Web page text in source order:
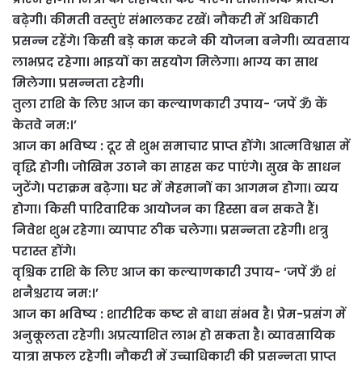
बढ़ेगी। कीमती वस्तुएं संभालकर रखें। नौकरी में अधिकारी
प्रसन्न रहेंगे। किसी बड़े काम करने की योजना बनेगी। व्यवसाय
लाभप्रद रहेगा। भाइयों का सहयोग मिलेगा। भाग्य का साथ
मिलेगा। प्रसन्नता रहेगी।
तुला राशि के लिए आज का कल्याणकारी उपाय- ‘जपें ॐ कें
केतवे नम:।’
आज का भविष्य : दूर से शुभ समाचार प्राप्त होंगे। आत्मविश्वास में
वृद्धि होगी। जोखिम उठाने का साहस कर पाएंगे। सुख के साधन
जुटेंगे। पराक्रम बढ़ेगा। घर में मेहमानों का आगमन होगा। व्यय
होगा। किसी पारिवारिक आयोजन का हिस्सा बन सकते हैं।
निवेश शुभ रहेगा। व्यापार ठीक चलेगा। प्रसन्नता रहेगी। शत्रु
परास्त होंगे।
वृश्चिक राशि के लिए आज का कल्याणकारी उपाय- ‘जपें ॐ शं
शनैश्चराय नम:।’
आज का भविष्य : शारीरिक कष्ट से बाधा संभव है। प्रेम-प्रसंग में
अनुकूलता रहेगी। अप्रत्याशित लाभ हो सकता है। व्यावसायिक
यात्रा सफल रहेगी। नौकरी में उच्चाधिकारी की प्रसन्नता प्राप्त